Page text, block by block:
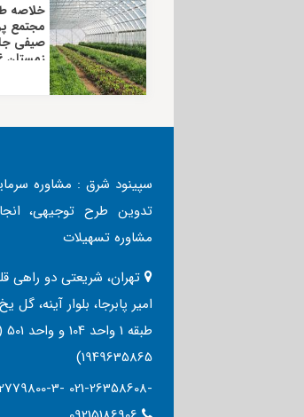
خلاصه
مجتمع
صیفی
زمستان 96
سپینود شرق : مشاوره
تدوین طرح توجیهی،
مشاوره تسهیلات
تهران، شریعتی دو راهی
1949635865)
3- 021-26358608-